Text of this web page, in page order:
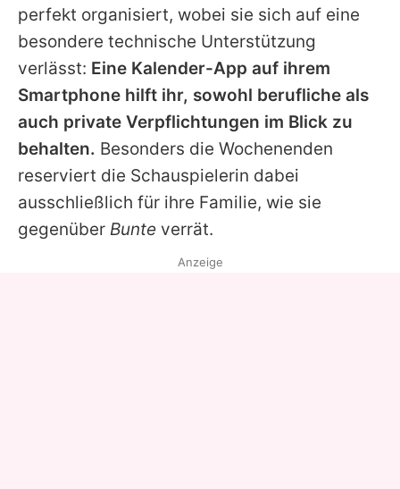
Datenschutzerklärung
Nutzungsbedingungen
Utiq verwalten
perfekt organisiert, wobei sie sich auf eine
besondere technische Unterstützung
verlässt: Eine Kalender-App auf ihrem
Smartphone hilft ihr, sowohl berufliche als
auch private Verpflichtungen im Blick zu
behalten. Besonders die Wochenenden
reserviert die Schauspielerin dabei
ausschließlich für ihre Familie, wie sie
gegenüber Bunte verrät.
Anzeige